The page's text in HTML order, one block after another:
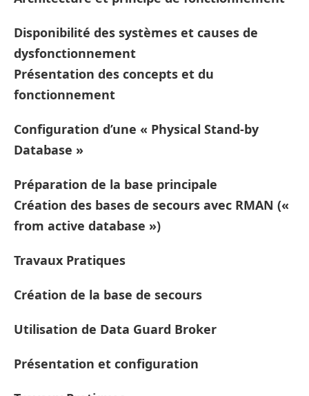
Disponibilité des systèmes et causes de
dysfonctionnement
Présentation des concepts et du
fonctionnement
Configuration d’une « Physical Stand-by
Database »
Préparation de la base principale
Création des bases de secours avec RMAN («
from active database »)
Travaux Pratiques
Création de la base de secours
Utilisation de Data Guard Broker
Présentation et configuration